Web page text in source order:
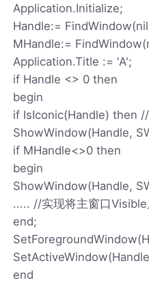
Application.Initialize;
Handle:=
MHandle:=
Application.Title := 'A';
if Handle <> 0 then
begin
if IsIconic(Handle) then
ShowWindow(Handle,
if MHandle<>0 then
begin
ShowWindow(Handle,
..... //实现将主窗口
end;
end